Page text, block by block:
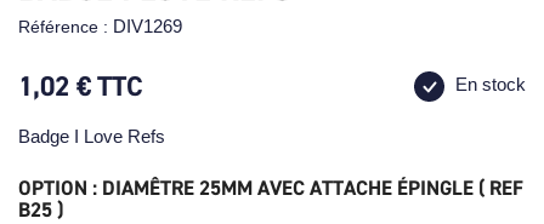
Référence : DIV1269
1,02 €TTC En stock
Badge I Love Refs
OPTION : DIAMÊTRE 25MM AVEC ATTACHE ÉPINGLE ( REF
B25 )